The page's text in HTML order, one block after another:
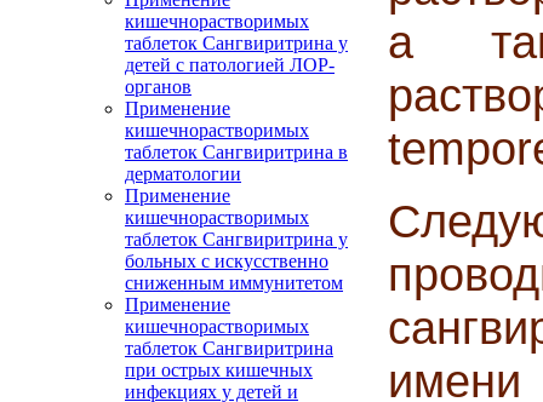
кишечнорастворимых
таблеток Сангвиритрина у
детей с патологией ЛОР-
органов
Применение
кишечнорастворимых
таблеток Сангвиритрина в
дерматологии
Применение
кишечнорастворимых
таблеток Сангвиритрина у
больных с искусственно
сниженным иммунитетом
Применение
кишечнорастворимых
таблеток Сангвиритрина
при острых кишечных
инфекциях у детей и
а